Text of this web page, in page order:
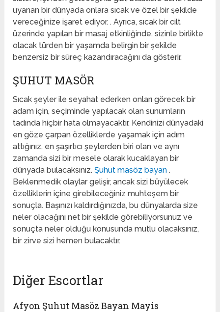
uyanan bir dünyada onlara sıcak ve özel bir şekilde
vereceğinize işaret ediyor. . Ayrıca, sıcak bir cilt
üzerinde yapılan bir masaj etkinliğinde, sizinle birlikte
olacak türden bir yaşamda belirgin bir şekilde
benzersiz bir süreç kazandıracağını da gösterir.
ŞUHUT MASÖR
Sıcak şeyler ile seyahat ederken onları görecek bir
adam için, seçiminde yapılacak olan sunumların
tadında hiçbir hata olmayacaktır. Kendinizi dünyadaki
en göze çarpan özelliklerde yaşamak için adım
attığınız, en şaşırtıcı şeylerden biri olan ve aynı
zamanda sizi bir mesele olarak kucaklayan bir
dünyada bulacaksınız.Şuhut masöz bayan.
Beklenmedik olaylar gelişir, ancak sizi büyülecek
özelliklerin içine girebileceğiniz muhteşem bir
sonuçla. Başınızı kaldırdığınızda, bu dünyalarda size
neler olacağını net bir şekilde görebiliyorsunuz ve
sonuçta neler olduğu konusunda mutlu olacaksınız,
bir zirve sizi hemen bulacaktır.
Diğer Escortlar
Afyon Şuhut Masöz Bayan Mayis